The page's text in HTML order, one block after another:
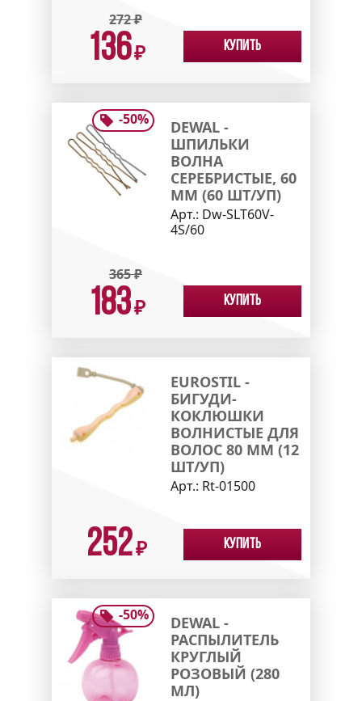
272₽
136₽ Купить
-50%
DEWAL -
ШПИЛЬКИ
ВОЛНА
СЕРЕБРИСТЫЕ, 60
ММ (60 ШТ/УП)
Арт.: Dw-SLT60V-
4S/60
365₽
183₽ Купить
EUROSTIL -
БИГУДИ-
КОКЛЮШКИ
ВОЛНИСТЫЕ ДЛЯ
ВОЛОС 80 ММ (12
ШТ/УП)
Арт.: Rt-01500
252₽ Купить
-50%
DEWAL -
РАСПЫЛИТЕЛЬ
КРУГЛЫЙ
РОЗОВЫЙ (280
МЛ)